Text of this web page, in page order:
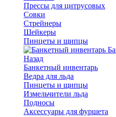
Прессы для цитрусовых
Совки
Стрейнеры
Шейкеры
Пинцеты и щипцы
Назад
Банкетный инвентарь
Ведра для льда
Пинцеты и щипцы
Измельчители льда
Подносы
Аксессуары для фуршета